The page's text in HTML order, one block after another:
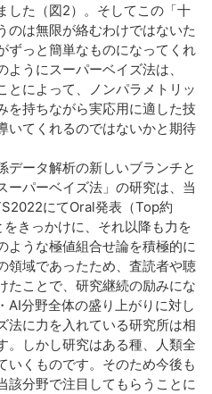
した（図2）。そしてこの「十
のは無限が絡むわけではないた
ずっと簡単なものになってくれ
うにスーパーベイズ法は、
とによって、ノンパラメトリッ
を持ちながら実応用に適した技
いてくれるのではないかと期待
データ解析の新しいブランチと
ーパーベイズ法」の研究は、当
にてOral発表（Top約
きっかけに、それ以降も力を
ような極値組合せ論を積極的に
領域であったため、査読者や聴
たことで、研究継続の励みにな
AI分野全体の盛り上がりに対し
法に力を入れている研究所は相
。しかし研究はある種、人類全
いくものです。そのため今後も
該分野で注目してもらうことに